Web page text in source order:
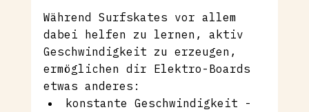
Während Surfskates vor allem
dabei helfen zu lernen, aktiv
Geschwindigkeit zu erzeugen,
ermöglichen dir Elektro-Boards
etwas anderes:
konstante Geschwindigkeit -